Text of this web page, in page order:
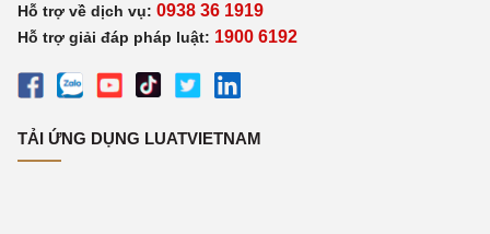
Hỗ trợ về dịch vụ: 0938 36 1919
Hỗ trợ giải đáp pháp luật: 1900 6192
TẢI ỨNG DỤNG LUATVIETNAM